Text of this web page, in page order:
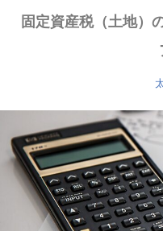
固定資産税（土地